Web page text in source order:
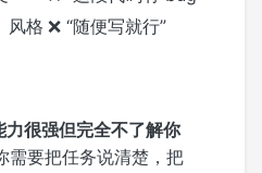
风格 ❌ “随便写就行”
力很强但完全不了解你
要把任务说清楚，把